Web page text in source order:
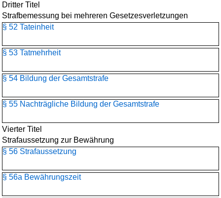
Dritter Titel
Strafbemessung bei mehreren Gesetzesverletzungen
§ 52 Tateinheit
§ 53 Tatmehrheit
§ 54 Bildung der Gesamtstrafe
§ 55 Nachträgliche Bildung der Gesamtstrafe
Vierter Titel
Strafaussetzung zur Bewährung
§ 56 Strafaussetzung
§ 56a Bewährungszeit